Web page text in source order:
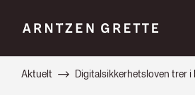
Aktuelt